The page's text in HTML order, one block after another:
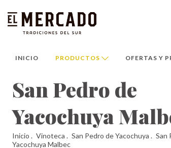
INICIO PRODUCTOS OFERTAS Y
San Pedro de
Yacochuya
Inicio . Vinoteca . San Pedro de Yacochuya . San
Yacochuya Malbec